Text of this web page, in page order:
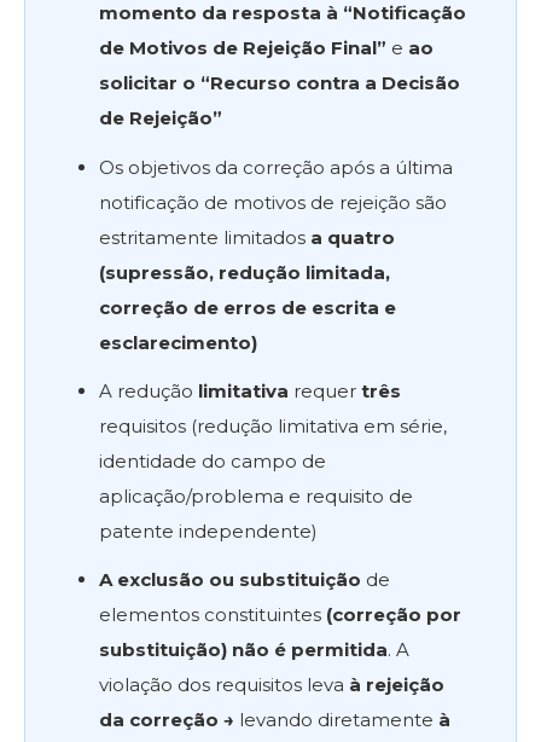
momento da resposta à “Notificação
de Motivos de Rejeição Final” e ao
solicitar o “Recurso contra a Decisão
de Rejeição”
Os objetivos da correção após a última
notificação de motivos de rejeição são
estritamente limitados a quatro
(supressão, redução limitada,
correção de erros de escrita e
esclarecimento)
A redução limitativa requertrês
requisitos (redução limitativa em série,
identidade do campo de
aplicação/problema e requisito de
patente independente)
A exclusão ou substituição de
elementos constituintes (correção por
substituição) não é permitida. A
violação dos requisitos leva à rejeição
da correção → levando diretamente à